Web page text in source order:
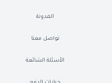
المدونة
تواصل معنا
الأسئلة الشائعة